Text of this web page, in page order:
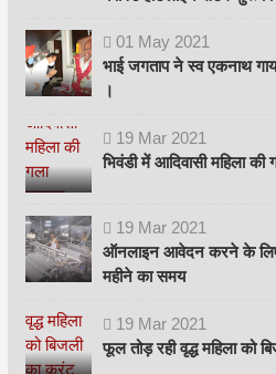
01 May 2021
भाई जगताप ने स्व एकनाथ
।
19 Mar 2021
भिवंडी में आदिवासी महिला की
19 Mar 2021
ऑनलाइन आवेदन करने के लिए
महीने का समय
19 Mar 2021
फूल तोड़ रही वृद्ध महिला को